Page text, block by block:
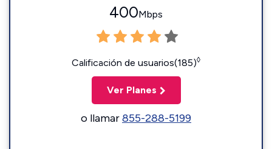
400Mbps
Calificación de usuarios(185)◊
Ver Planes
o llamar855-288-5199